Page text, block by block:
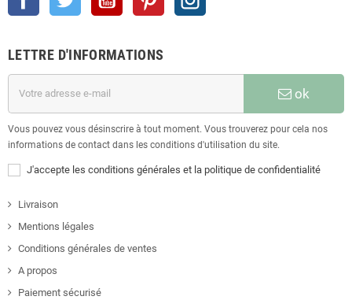
LETTRE D'INFORMATIONS
ok
Vous pouvez vous désinscrire à tout moment. Vous trouverez pour cela nos
informations de contact dans les conditions d'utilisation du site.
J'accepte les conditions générales et la politique de confidentialité
Livraison
Mentions légales
Conditions générales de ventes
A propos
Paiement sécurisé